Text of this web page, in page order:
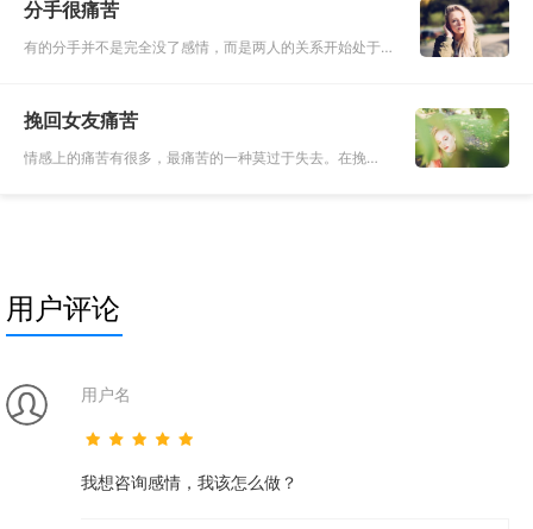
患失。有人说这个过
分手很痛苦
有的分手并不是完全没了感情，而是两人的关系开始处于一
是选择了分手
挽回女友痛苦
情感上的痛苦有很多，最痛苦的一种莫过于失去。在挽回
用户评论
用户名
我想咨询感情，我该怎么做？